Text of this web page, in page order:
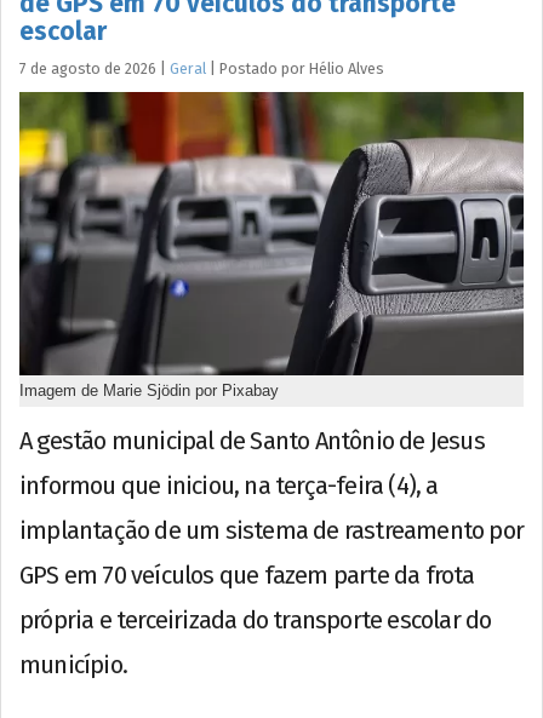
escolar
7 de agosto de 2026 Geral Postado por Hélio Alves
Imagem de Marie Sjödin por Pixabay
A gestão municipal de Santo Antônio de Jesus
informou que iniciou, na terça-feira (4), a
implantação de um sistema de rastreamento por
GPS em 70 veículos que fazem parte da frota
própria e terceirizada do transporte escolar do
município.